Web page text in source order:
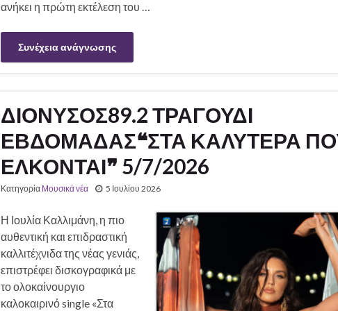
ανήκει η πρώτη εκτέλεση του …
Συνέχεια ανάγνωσης
ΔΙΟΝΥΣΟΣ89.2 ΤΡΑΓΟΥΔΙ
ΕΒΔΟΜΑΔΑΣ❝ΣΤΑ ΚΑΛΥΤΕΡΑ
ΕΛΚΟΝΤΑΙ❞ 5/7/2026
Κατηγορία Μουσικά νέα 5 Ιουλίου 2026
Η Ιουλία Καλλιμάνη, η πιο
αυθεντική και επιδραστική
καλλιτέχνιδα της νέας γενιάς,
επιστρέφει δισκογραφικά με
το ολοκαίνουργιο
καλοκαιρινό single «Στα